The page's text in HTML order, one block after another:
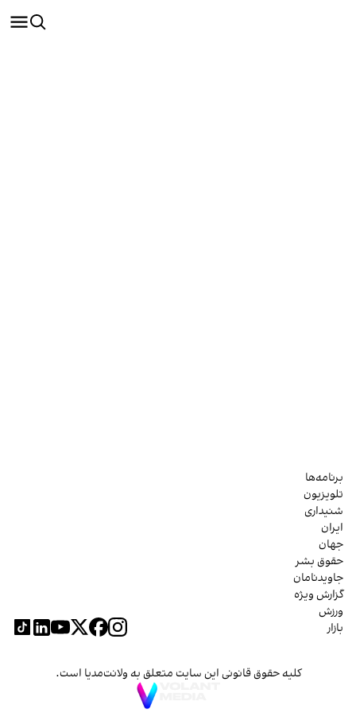
برنامه‌ها
تلویزیون
شنیداری
ایران
جهان
حقوق بشر
جاویدنامان
گزارش ویژه
ورزش
بازار
کلیه حقوق قانونی این سایت متعلق به ولانت‌مدیا است.